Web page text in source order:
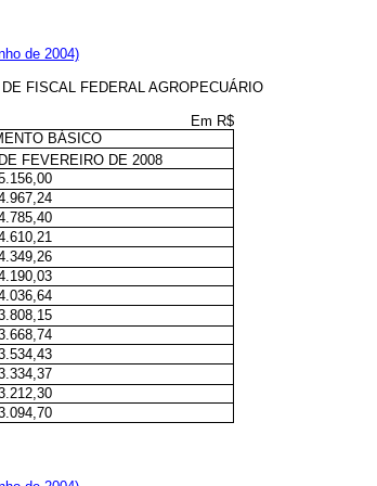
de 2004)
FISCAL FEDERAL AGROPECUÁRIO
Em R$
BÁSICO
DE FEVEREIRO DE 2008